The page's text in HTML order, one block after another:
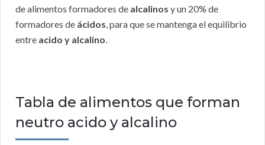
de alimentos formadores de alcalinos y un 20% de
formadores de ácidos, para que se mantenga el equilibrio
entre acido y alcalino.
Tabla de alimentos que forman
neutro acido y alcalino